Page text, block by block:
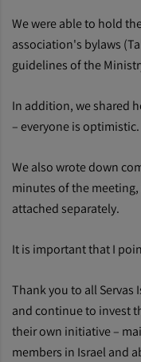
We were able to hold
association's bylaws
guidelines of the
In addition, we shared
– everyone is optimistic.
We also wrote down
minutes of the
attached separately.
It is important that I
Thank you to all Servas
and continue to invest
their own initiative –
members in Israel and